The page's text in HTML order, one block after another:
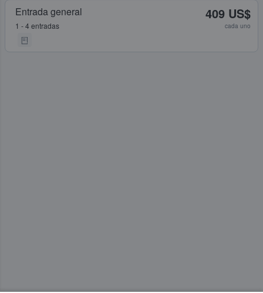
Entrada general
1 - 4 entradas
409 US$
cada uno